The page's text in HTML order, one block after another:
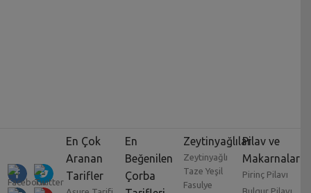
En Çok
Aranan
Tarifler
En
Beğenilen
Çorba
Zeytinyağlılar
Zeytinyağlı
Taze Yeşil
Fasulye
Pilav ve
Makarnalar
Pirinç Pilavı
Bulgur Pilavı